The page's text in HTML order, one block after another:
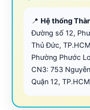
📍 Hệ thống
Đường số 12,
Thủ Đức,
Phường Phước
CN3: 753
Quận 12, TP.HCM